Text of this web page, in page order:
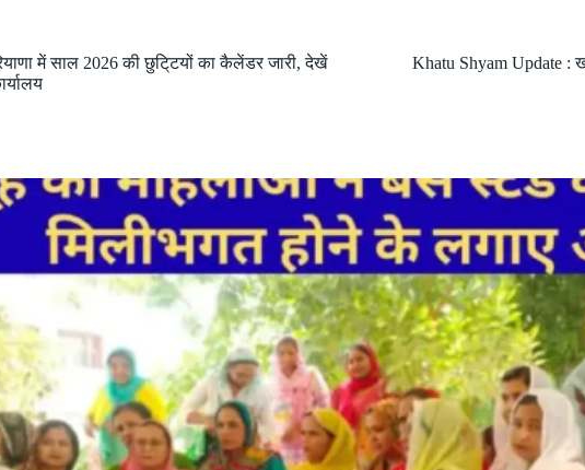
में साल 2026 की छुटि्टयों का कैलेंडर जारी, देखें
Khatu Shyam Update :